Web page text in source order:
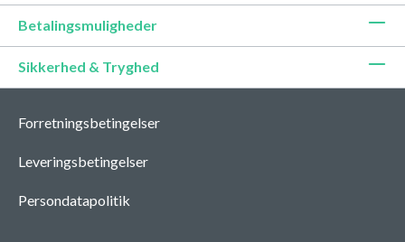
Betalingsmuligheder
Sikkerhed & Tryghed
Forretningsbetingelser
Leveringsbetingelser
Persondatapolitik